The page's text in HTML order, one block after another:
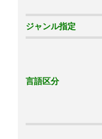
ジャンル指定
言語区分